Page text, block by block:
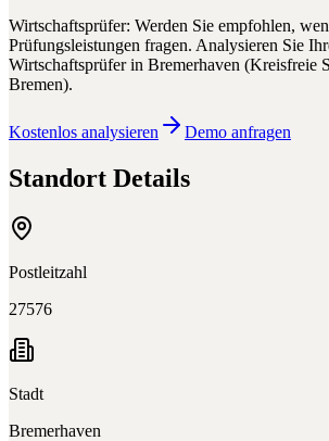
Wirtschaftsprüfer: Werden Sie empfohlen,
Prüfungsleistungen fragen. Analysieren Sie
Wirtschaftsprüferin Bremerhaven (Kreisfreie
Bremen).
Kostenlos analysieren Demo anfragen
Standort Details
Postleitzahl
27576
Stadt
Bremerhaven